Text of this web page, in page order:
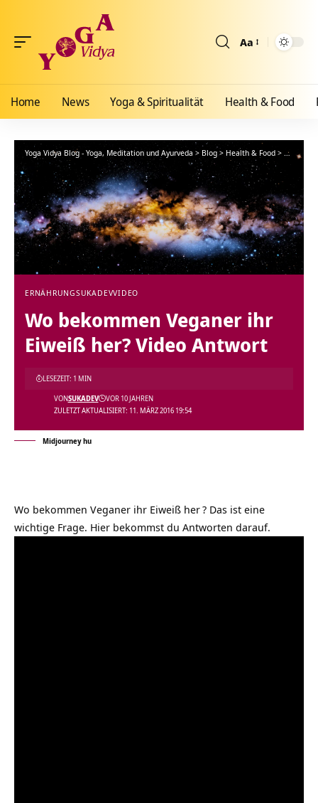
Aa
Home News Yoga & Spiritualität Health & Food
Yoga Vidya Blog - Yoga, Meditation und Ayurveda > Blog> Health & Food >
ERNÄHRUNGSUKADEVVIDEO
Wo bekommen Veganer ihr
Eiweiß her? Video Antwort
ZULETZT AKTUALISIERT: 11. MÄRZ 2016 19:54
VONSUKADEV VOR 10 JAHREN
LESEZEIT: 1 MIN
Midjourney hu
Wo bekommen Veganer ihr Eiweiß her? Das ist eine
wichtige Frage. Hier bekommst du Antworten darauf.